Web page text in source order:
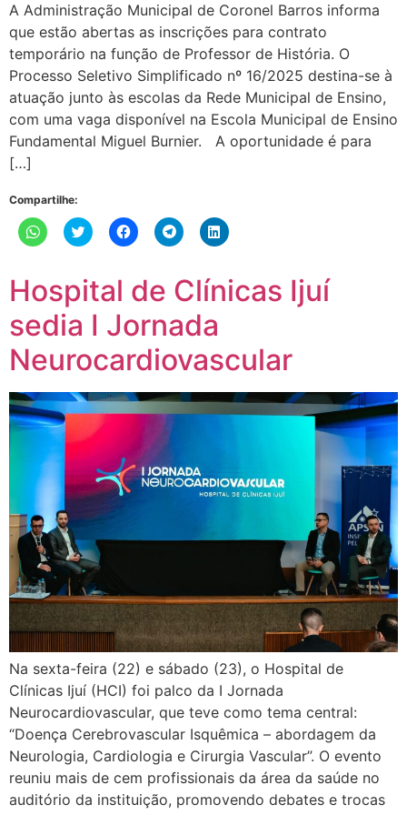
A Administração Municipal de Coronel Barros informa
que estão abertas as inscrições para contrato
temporário na função de Professor de História. O
Processo Seletivo Simplificado nº 16/2025 destina-se à
atuação junto às escolas da Rede Municipal de Ensino,
com uma vaga disponível na Escola Municipal de Ensino
Fundamental Miguel Burnier. A oportunidade é para
[…]
Compartilhe:
Clique
para
WhatsApp(abre
em
nova
janela)
Clique
para
Twitter(abre
em
nova
janela)
Clique
para
Facebook(abre
em
nova
Clique
para
Telegram(abre
em
nova
janela)
Clique
para
LinkedIn(abre
em
nova
Hospital de Clínicas Ijuí
sedia I Jornada
Neurocardiovascular
Na sexta-feira (22) e sábado (23), o Hospital de
Clínicas Ijuí (HCI) foi palco da I Jornada
Neurocardiovascular, que teve como tema central:
“Doença Cerebrovascular Isquêmica – abordagem da
Neurologia, Cardiologia e Cirurgia Vascular”. O evento
reuniu mais de cem profissionais da área da saúde no
auditório da instituição, promovendo debates e trocas